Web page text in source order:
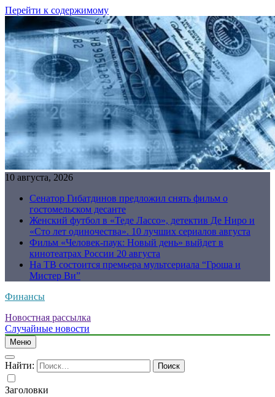
Перейти к содержимому
10 августа, 2026
Сенатор Гибатдинов предложил снять фильм о
гостомельском десанте
Женский футбол в «Теде Лассо», детектив Де Ниро и
«Сто лет одиночества». 10 лучших сериалов августа
Фильм «Человек-паук: Новый день» выйдет в
кинотеатрах России 20 августа
На ТВ состоится премьера мультсериала “Гроша и
Мистер Ви”
Финансы
Новостная рассылка
Случайные новости
Меню
Найти:
Заголовки